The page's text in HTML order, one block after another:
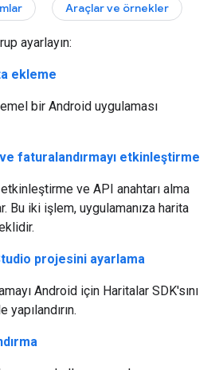
Araçlar ve örnekler
ayarlayın:
ekleme
bir Android uygulaması
faturalandırmayı etkinleştirme
etkinleştirme ve API anahtarı alma
Bu iki işlem, uygulamanıza harita
projesini ayarlama
Android için Haritalar SDK'sını